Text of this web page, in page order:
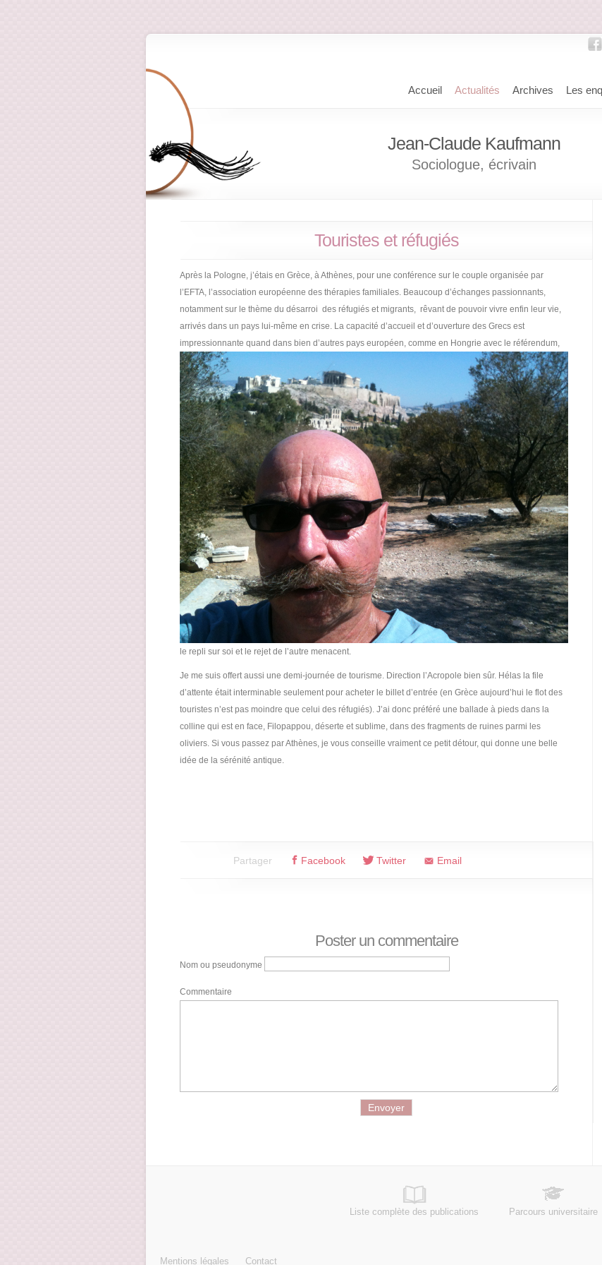
Accueil Actualités Archives Les
Jean-Claude Kaufmann
Sociologue, écrivain
Touristes et réfugiés
Après la Pologne, j’étais en Grèce, à Athènes, pour une conférence sur le couple organisée par
l’EFTA, l’association européenne des thérapies familiales. Beaucoup d’échanges passionnants,
notamment sur le thème du désarroi des réfugiés et migrants, rêvant de pouvoir vivre enfin leur vie,
arrivés dans un pays lui-même en crise. La capacité d’accueil et d’ouverture des Grecs est
impressionnante quand dans bien d’autres pays européen, comme en Hongrie avec le référendum,
le repli sur soi et le rejet de l’autre menacent.
Je me suis offert aussi une demi-journée de tourisme. Direction l’Acropole bien sûr. Hélas la file
d’attente était interminable seulement pour acheter le billet d’entrée (en Grèce aujourd’hui le flot des
touristes n’est pas moindre que celui des réfugiés). J’ai donc préféré une ballade à pieds dans la
colline qui est en face, Filopappou, déserte et sublime, dans des fragments de ruines parmi les
oliviers. Si vous passez par Athènes, je vous conseille vraiment ce petit détour, qui donne une belle
idée de la sérénité antique.
Partager Facebook Twitter Email
Poster un commentaire
Nom ou pseudonyme
Commentaire
Liste complète des publications Parcours universitaire
Mentions légales Contact